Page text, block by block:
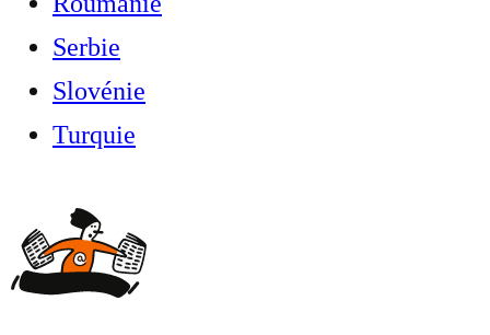
Serbie
Slovénie
Turquie